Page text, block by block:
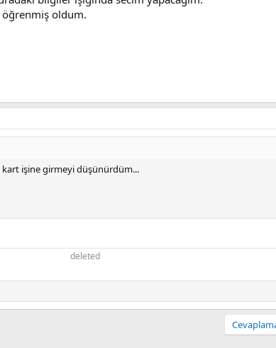
öğrenmiş oldum.
kart işine girmeyi düşünürdüm...
deleted